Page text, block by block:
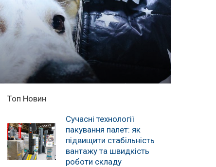
Топ Новин
Сучасні технології
пакування палет: як
підвищити стабільність
вантажу та швидкість
роботи складу